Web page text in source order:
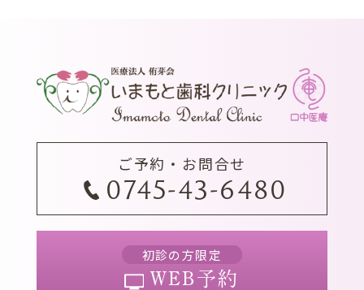
ご予約・お問合せ
0745-43-6480
初診の方限定
WEB予約